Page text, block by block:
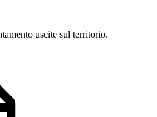
uscite sul territorio.